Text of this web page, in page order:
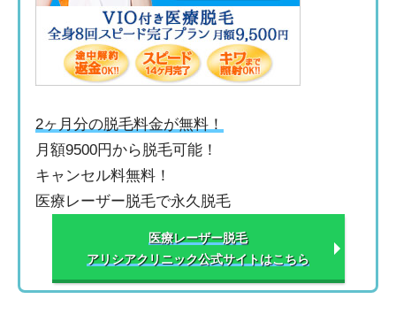
2ヶ月分の脱毛料金が無料！
月額9500円から脱毛可能！
キャンセル料無料！
医療レーザー脱毛で永久脱毛
医療レーザー脱毛
アリシアクリニック公式サイトはこちら